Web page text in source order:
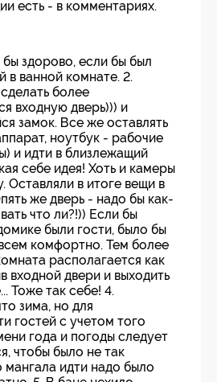
есть - в комментариях.
здорово, если бы был
в ванной комнате. 2.
более
входную дверь))) и
замок. Все же оставлять
ноутбук - рабочие
и идти в близлежащий
себе идея! Хоть и камеры
Оставляли в итоге вещи в
же дверь - надо бы как-
что ли?!)) Если бы
были гости, было бы
комфортно. Тем более
располагается как
входной двери и выходить
Тоже так себе! 4.
зима, но для
гостей с учетом того
года и погоды следует
чтобы было не так
мангала идти надо было